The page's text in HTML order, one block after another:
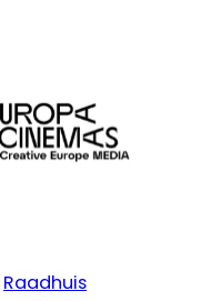
Raadhuis